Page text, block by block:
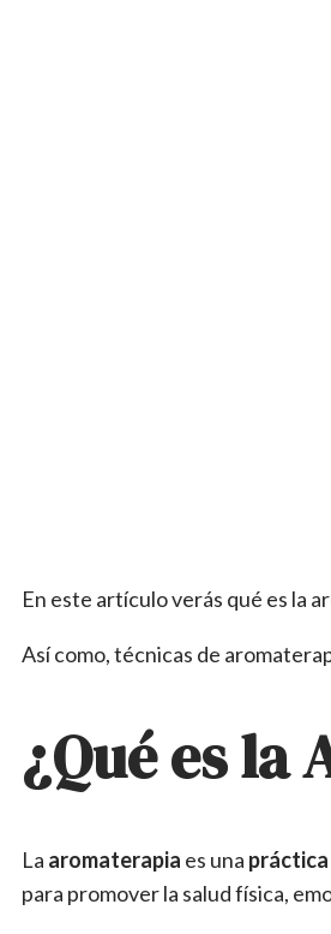
En este artículo verás qué es la
Así como, técnicas de
¿Qué es la
La aromaterapia es una
para promover la salud física,